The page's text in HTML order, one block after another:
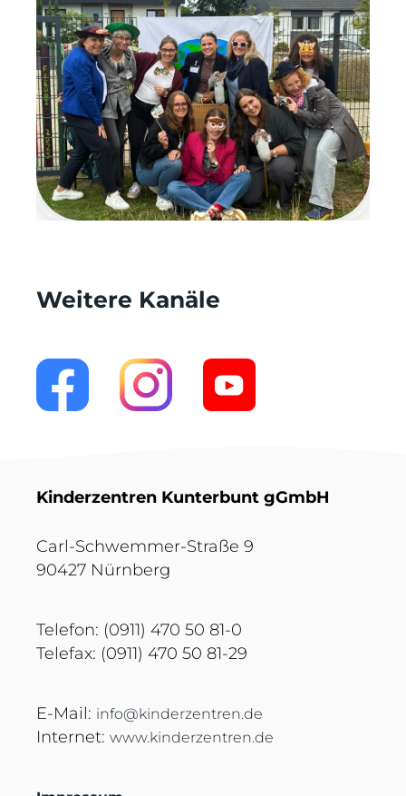
Weitere Kanäle
Kinderzentren Kunterbunt gGmbH
Carl-Schwemmer-Straße 9
90427 Nürnberg
Telefon: (0911) 470 50 81-0
Telefax: (0911) 470 50 81-29
E-Mail: info@kinderzentren.de
Internet: www.kinderzentren.de